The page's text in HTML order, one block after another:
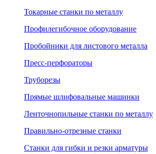
Токарные станки по металлу
Профилегибочное оборудование
Пробойники для листового металла
Пресс-перфораторы
Труборезы
Прямые шлифовальные машинки
Ленточнопильные станки по металлу
Правильно-отрезные станки
Станки для гибки и резки арматуры